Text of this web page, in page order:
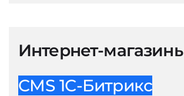
Интернет-
CMS 1С-Битрикс